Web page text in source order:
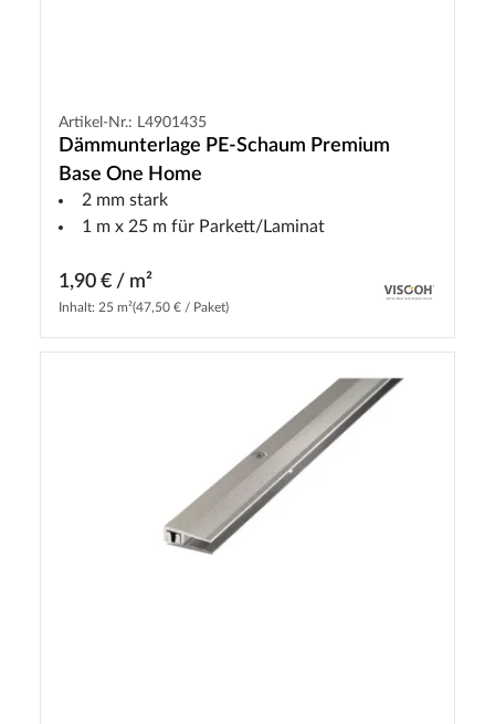
Artikel-Nr.: L4901435
Dämmunterlage PE-Schaum Premium
Base One Home
2 mm stark
1 m x 25 m für Parkett/Laminat
1,90 € / m²
Inhalt: 25 m²(47,50 € / Paket)